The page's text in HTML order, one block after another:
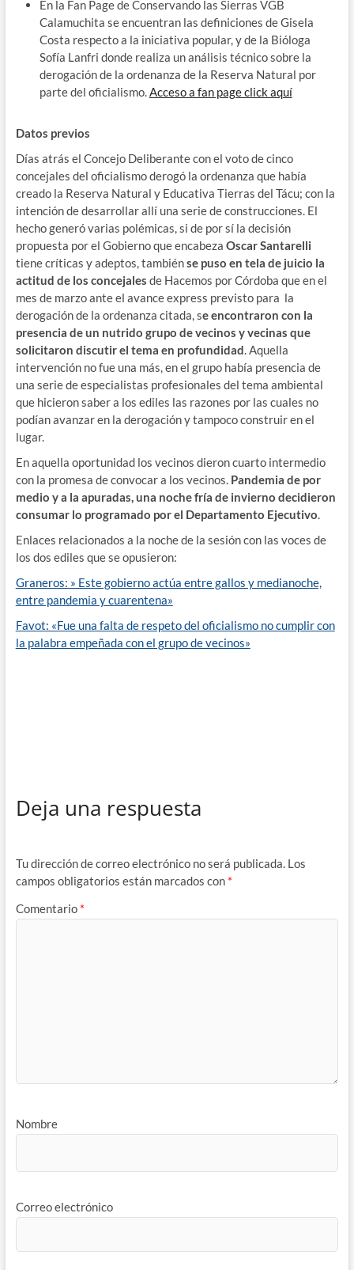
En la Fan Page de Conservando las Sierras VGB
Calamuchita se encuentran las definiciones de Gisela
Costa respecto a la iniciativa popular, y de la Bióloga
Sofía Lanfri donde realiza un análisis técnico sobre la
derogación de la ordenanza de la Reserva Natural por
parte del oficialismo.Acceso a fan page click aquí
Datos previos
Días atrás el Concejo Deliberante con el voto de cinco
concejales del oficialismo derogó la ordenanza que había
creado la Reserva Natural y Educativa Tierras del Tácu; con la
intención de desarrollar allí una serie de construcciones. El
hecho generó varias polémicas, si de por sí la decisión
propuesta por el Gobierno que encabeza Oscar Santarelli
tiene críticas y adeptos, tambiénse puso en tela de juicio la
actitud de los concejales de Hacemos por Córdoba que en el
mes de marzo ante el avance express previsto para la
derogación de la ordenanza citada, se encontraron con la
presencia de un nutrido grupo de vecinos y vecinas que
solicitaron discutir el tema en profundidad. Aquella
intervención no fue una más, en el grupo había presencia de
una serie de especialistas profesionales del tema ambiental
que hicieron saber a los ediles las razones por las cuales no
podían avanzar en la derogación y tampoco construir en el
lugar.
En aquella oportunidad los vecinos dieron cuarto intermedio
con la promesa de convocar a los vecinos. Pandemia de por
medio y a la apuradas, una noche fría de invierno decidieron
consumar lo programado por el Departamento Ejecutivo.
Enlaces relacionados a la noche de la sesión con las voces de
los dos ediles que se opusieron:
Graneros: » Este gobierno actúa entre gallos y medianoche,
entre pandemia y cuarentena»
Favot: «Fue una falta de respeto del oficialismo no cumplir con
la palabra empeñada con el grupo de vecinos»
Deja una respuesta
Tu dirección de correo electrónico no será publicada. Los
campos obligatorios están marcados con *
Comentario *
Nombre
Correo electrónico